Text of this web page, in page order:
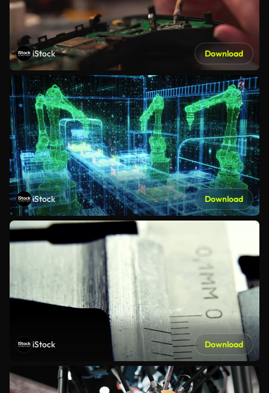
iStock Download
iStock Download
iStock Download